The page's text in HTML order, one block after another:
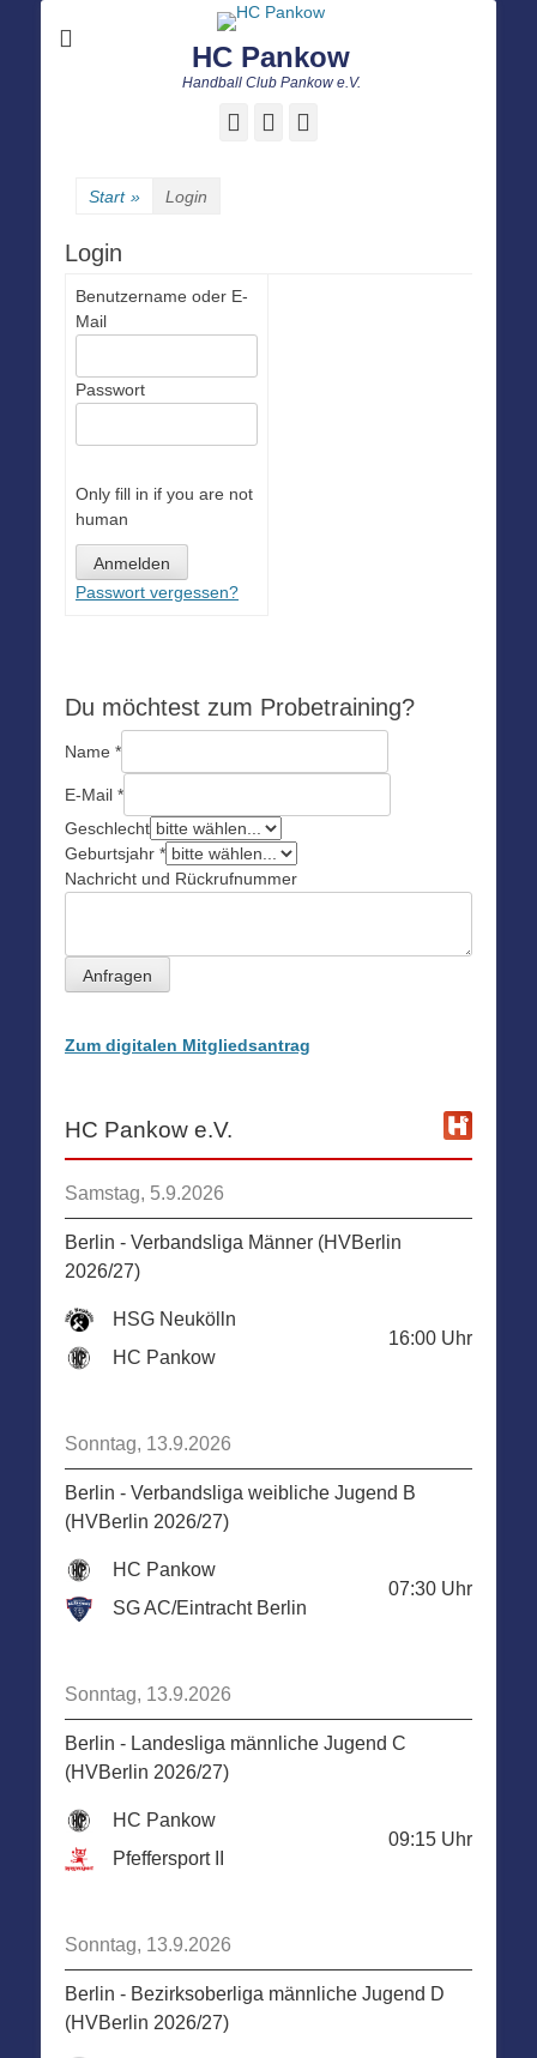
HC Pankow
Handball Club Pankow e.V.
Facebook
Start » Login
Login
Benutzername oder E-
Mail
Passwort
Only fill in if you are not
human
Passwort vergessen?
Du möchtest zum Probetraining?
Name *
E-Mail *
Geschlecht
Geburtsjahr *
Nachricht und Rückrufnummer
Anfragen
Zum digitalen Mitgliedsantrag
HC Pankow e.V.
Samstag, 5.9.2026
Berlin - Verbandsliga Männer (HVBerlin
2026/27)
HSG Neukölln
HC Pankow
16:00 Uhr
Sonntag, 13.9.2026
Berlin - Verbandsliga weibliche Jugend B
(HVBerlin 2026/27)
HC Pankow
SG AC/Eintracht Berlin
07:30 Uhr
Sonntag, 13.9.2026
Berlin - Landesliga männliche Jugend C
(HVBerlin 2026/27)
HC Pankow
Pfeffersport II
09:15 Uhr
Sonntag, 13.9.2026
Berlin - Bezirksoberliga männliche Jugend D
(HVBerlin 2026/27)